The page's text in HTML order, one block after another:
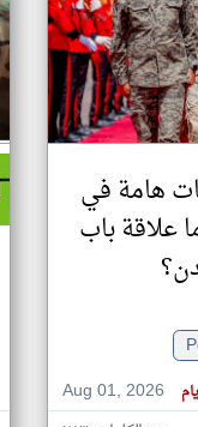
هامة في
علاقة باب
Aug 01, 2026